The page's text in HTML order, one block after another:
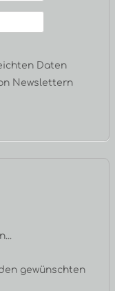
Daten
Newslettern
gewünschten